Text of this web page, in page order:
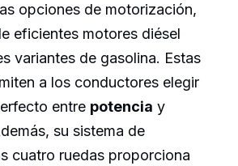
opciones de motorización,
eficientes motores diésel
variantes de gasolina. Estas
a los conductores elegir
entre potencia y
su sistema de
cuatro ruedas proporciona